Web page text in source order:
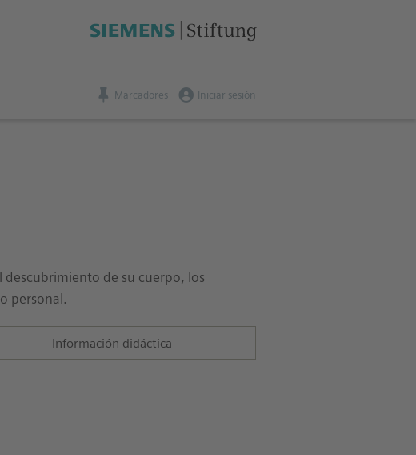
Marcadores Iniciar sesión
descubrimiento de su cuerpo, los
personal.
Información didáctica